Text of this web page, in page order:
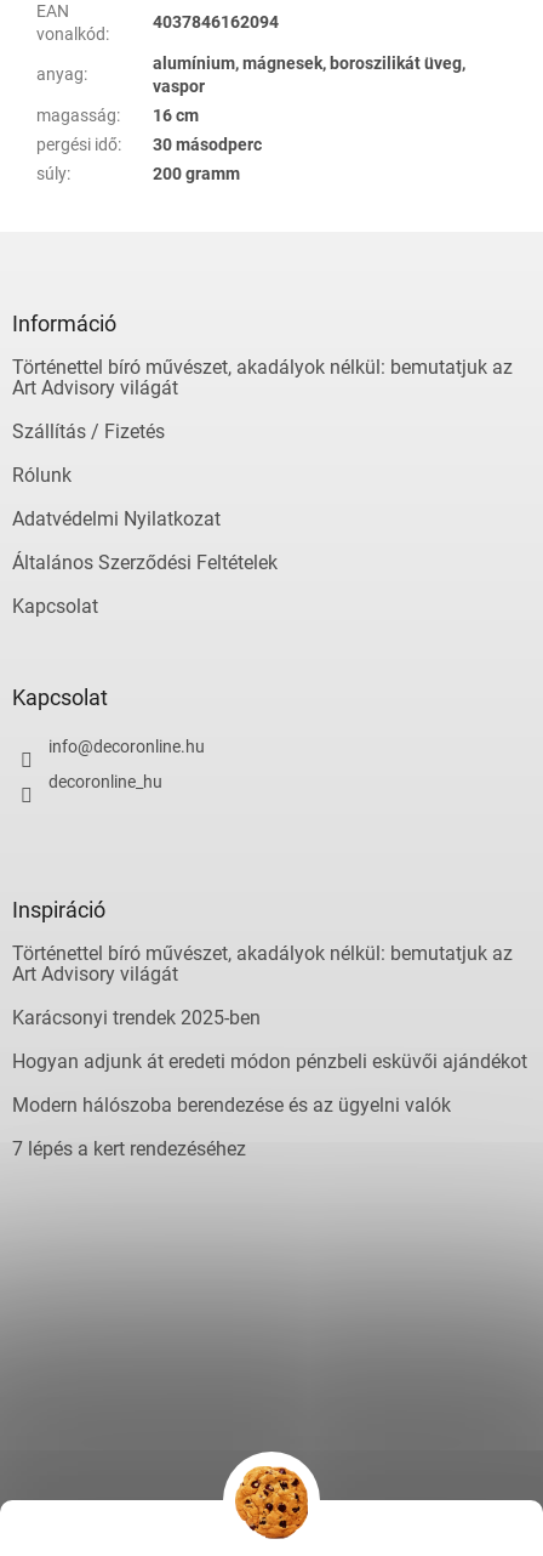
EAN
vonalkód:
4037846162094
anyag:
alumínium, mágnesek, boroszilikát üveg,
vaspor
magasság:
16 cm
pergési idő:
30 másodperc
súly: 200 gramm
Információ
Történettel bíró művészet, akadályok nélkül: bemutatjuk az
Art Advisory világát
Szállítás / Fizetés
Rólunk
Adatvédelmi Nyilatkozat
Általános Szerződési Feltételek
Kapcsolat
Kapcsolat
info@decoronline.hu
decoronline_hu
Inspiráció
Történettel bíró művészet, akadályok nélkül: bemutatjuk az
Art Advisory világát
Karácsonyi trendek 2025-ben
Hogyan adjunk át eredeti módon pénzbeli esküvői ajándékot
Modern hálószoba berendezése és az ügyelni valók
7 lépés a kert rendezéséhez